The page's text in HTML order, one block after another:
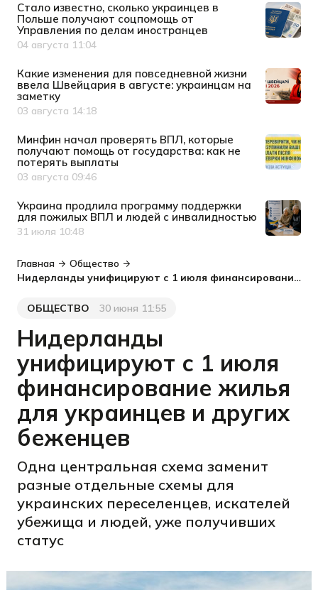
Стало известно, сколько украинцев в
Польше получают соцпомощь от
Управления по делам иностранцев
Дата публикации
04 августа 11:04
Какие изменения для повседневной жизни
ввела Швейцария в августе: украинцам на
заметку
Дата публикации
03 августа 14:18
Минфин начал проверять ВПЛ, которые
получают помощь от государства: как не
потерять выплаты
Дата публикации
03 августа 09:46
Украина продлила программу поддержки
для пожилых ВПЛ и людей с инвалидностью
Дата публикации
31 июля 10:48
Главная
Общество
Нидерланды унифицируют с 1 июля финансирование жилья для украинцев и других беженцев
Категория
ОБЩЕСТВО
Дата публикации
30 июня 11:55
Нидерланды
унифицируют с 1 июля
финансирование жилья
для украинцев и других
беженцев
Одна центральная схема заменит
разные отдельные схемы для
украинских переселенцев, искателей
убежища и людей, уже получивших
статус